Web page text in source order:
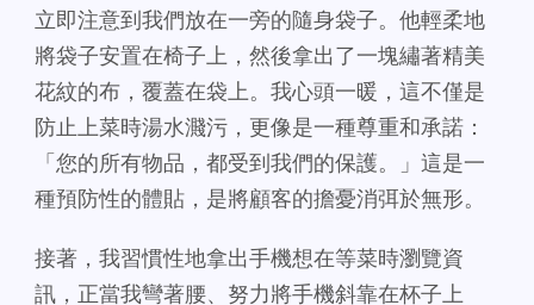
立即注意到我們放在一旁的隨身袋子。他輕柔地
將袋子安置在椅子上，然後拿出了一塊繡著精美
花紋的布，覆蓋在袋上。我心頭一暖，這不僅是
防止上菜時湯水濺污，更像是一種尊重和承諾：
「您的所有物品，都受到我們的保護。」這是一
種預防性的體貼，是將顧客的擔憂消弭於無形。
接著，我習慣性地拿出手機想在等菜時瀏覽資
訊，正當我彎著腰、努力將手機斜靠在杯子上